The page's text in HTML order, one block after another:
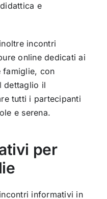
e
incontri
online dedicati ai
famiglie, con
dettaglio il
tutti i partecipanti
e serena.
per
informativi in